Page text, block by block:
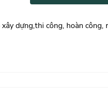
dựng,thi công, hoàn công,